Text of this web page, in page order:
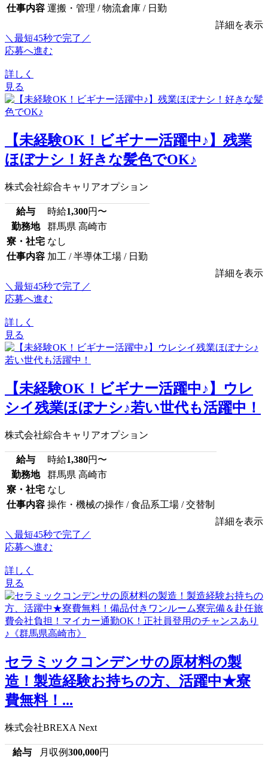
仕事内容 運搬・管理 / 物流倉庫 / 日勤
詳細を表示
＼最短45秒で完了／
応募へ進む
詳しく
見る
【未経験OK！ビギナー活躍中♪】残業
ほぼナシ！好きな髪色でOK♪
株式会社綜合キャリアオプション
給与 時給1,300円〜
勤務地
群馬県 高崎市
寮・社宅 なし
仕事内容 加工 / 半導体工場 / 日勤
詳細を表示
＼最短45秒で完了／
応募へ進む
詳しく
見る
【未経験OK！ビギナー活躍中♪】ウレ
シイ残業ほぼナシ♪若い世代も活躍中！
株式会社綜合キャリアオプション
給与 時給1,380円〜
勤務地
群馬県 高崎市
寮・社宅 なし
仕事内容 操作・機械の操作 / 食品系工場 / 交替制
詳細を表示
＼最短45秒で完了／
応募へ進む
詳しく
見る
セラミックコンデンサの原材料の製
造！製造経験お持ちの方、活躍中★寮
費無料！...
株式会社BREXA Next
給与 月収例300,000円